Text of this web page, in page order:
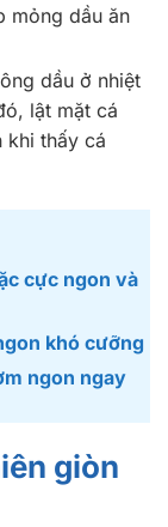
mỏng dầu ăn
dầu ở nhiệt
lật mặt cá
khi thấy cá
cực ngon và
khó cưỡng
ngon ngay
giòn